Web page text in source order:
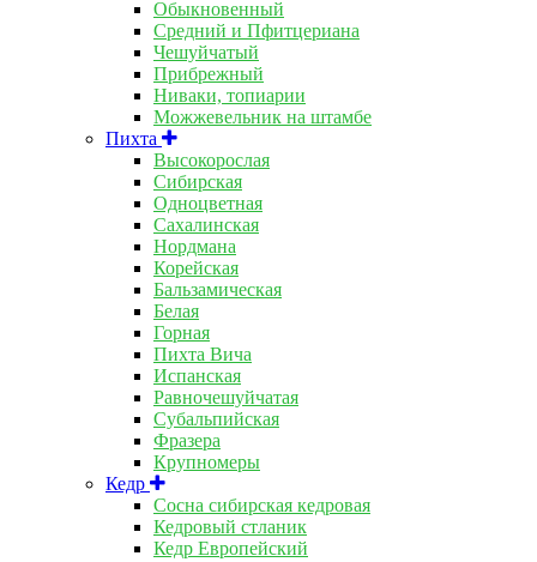
Обыкновенный
Средний и Пфитцериана
Чешуйчатый
Прибрежный
Ниваки, топиарии
Можжевельник на штамбе
Пихта
Высокорослая
Сибирская
Одноцветная
Сахалинская
Нордмана
Корейская
Бальзамическая
Белая
Горная
Пихта Вича
Испанская
Равночешуйчатая
Субальпийская
Фразера
Крупномеры
Кедр
Сосна сибирская кедровая
Кедровый стланик
Кедр Европейский